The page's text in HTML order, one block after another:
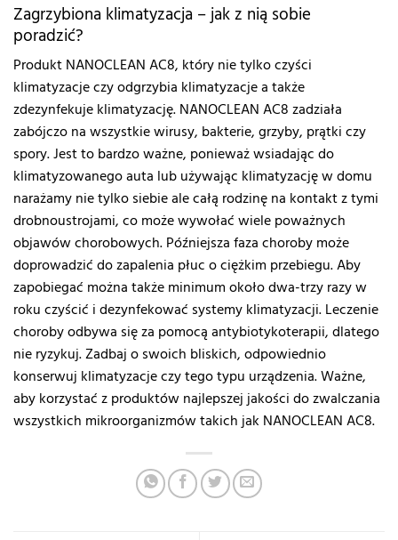
Zagrzybiona klimatyzacja – jak z nią sobie
poradzić?
Produkt NANOCLEAN AC8, który nie tylko czyści
klimatyzacje czy odgrzybia klimatyzacje a także
zdezynfekuje klimatyzację. NANOCLEAN AC8 zadziała
zabójczo na wszystkie wirusy, bakterie, grzyby, prątki czy
spory. Jest to bardzo ważne, ponieważ wsiadając do
klimatyzowanego auta lub używając klimatyzację w domu
narażamy nie tylko siebie ale całą rodzinę na kontakt z tymi
drobnoustrojami, co może wywołać wiele poważnych
objawów chorobowych. Późniejsza faza choroby może
doprowadzić do zapalenia płuc o ciężkim przebiegu. Aby
zapobiegać można także minimum około dwa-trzy razy w
roku czyścić i dezynfekować systemy klimatyzacji. Leczenie
choroby odbywa się za pomocą antybiotykoterapii, dlatego
nie ryzykuj. Zadbaj o swoich bliskich, odpowiednio
konserwuj klimatyzacje czy tego typu urządzenia. Ważne,
aby korzystać z produktów najlepszej jakości do zwalczania
wszystkich mikroorganizmów takich jak NANOCLEAN AC8.